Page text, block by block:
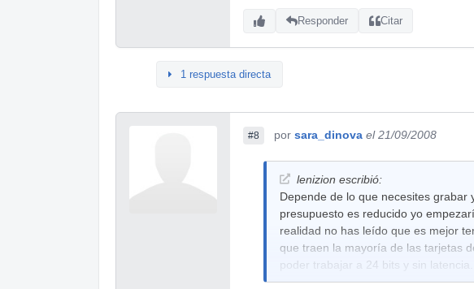
Responder Citar
1 respuesta directa
#8 por sara_dinova el 21/09/2008
lenizion escribió:
Depende de lo que necesites
presupuesto es reducido yo
realidad no has leído que es mejor
que traen la mayoría de las tarjetas
poder trabajar a 24 bits y sin